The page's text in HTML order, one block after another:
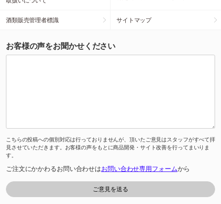
酒類販売管理者標識 サイトマップ
お客様の声をお聞かせください
こちらの投稿への個別対応は行っておりませんが、頂いたご意見はスタッフがすべて拝
見させていただきます。お客様の声をもとに商品開発・サイト改善を行ってまいりま
す。
ご注文にかかわるお問い合わせはお問い合わせ専用フォームから